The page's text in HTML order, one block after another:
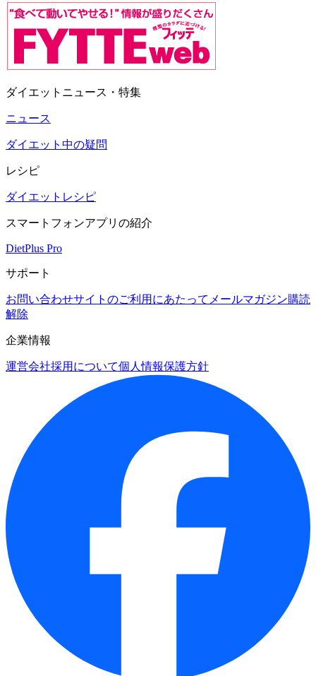
ダイエットニュース・特集
ニュース
ダイエット中の疑問
レシピ
ダイエットレシピ
スマートフォンアプリの紹介
DietPlus Pro
サポート
お問い合わせサイトのご利用にあたって メールマガジン購読
解除
企業情報
運営会社採用について個人情報保護方針